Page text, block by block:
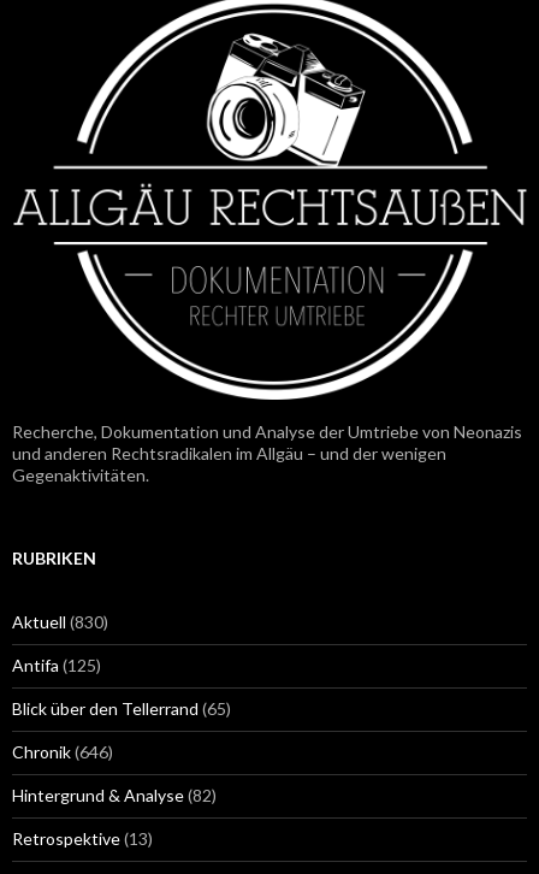
Recherche, Dokumentation und Analyse der Umtriebe von Neonazis
und anderen Rechtsradikalen im Allgäu – und der wenigen
Gegenaktivitäten.
RUBRIKEN
Aktuell (830)
Antifa (125)
Blick über den Tellerrand (65)
Chronik(646)
Hintergrund & Analyse(82)
Retrospektive(13)